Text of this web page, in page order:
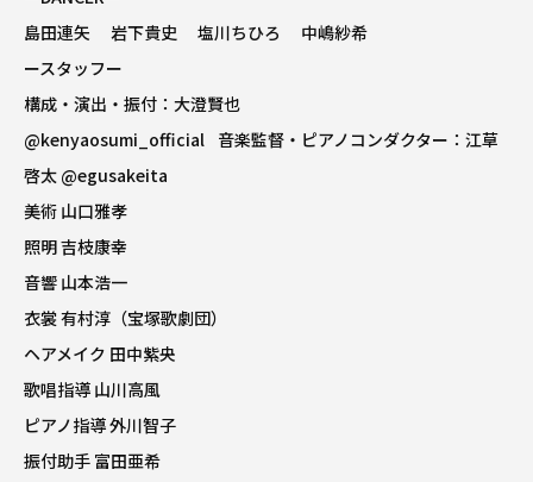
島田連矢 岩下貴史 塩川ちひろ 中嶋紗希
ースタッフー
構成・演出・振付：大澄賢也
@kenyaosumi_official 音楽監督・ピアノコンダクター：江草
啓太 @egusakeita
美術 山口雅孝
照明 吉枝康幸
音響 山本浩一
衣裳 有村淳（宝塚歌劇団）
ヘアメイク 田中紫央
歌唱指導 山川高風
ピアノ指導 外川智子
振付助手 富田亜希